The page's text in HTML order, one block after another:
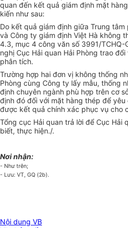
quan đến kết quả giám định mặt
kiến như sau:
Do kết quả giám định giữa Trung tâm
và Công ty giám định Việt Hà không
4.3, mục 4 công văn số 3991/
nghị Cục Hải quan Hải Phòng trao
phân tích.
Trường hợp hai đơn vị không thống
Phòng cùng Công ty lấy mẫu, thống
định chuyên ngành phù hợp trên cơ
định đó đối với mặt hàng thép để
được kết quả chính xác phục vụ cho
Tổng cục Hải quan trả lời để Cục Hải
biết, thực hiện./.
Nơi nhận:
- Như trên;
- Lưu: VT, GQ (2b).
Nội dung VB